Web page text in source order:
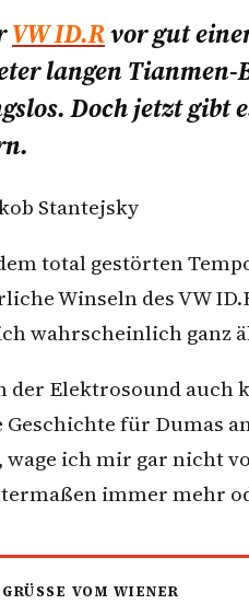
VW ID.Rvor gut
langen Tianmen-
Doch jetzt gibt
Stantejsky
total gestörten
Winseln des VW
wahrscheinlich ganz
der Elektrosound
Geschichte für Dumas
ich mir gar nicht
immer mehr
VOM WIENER